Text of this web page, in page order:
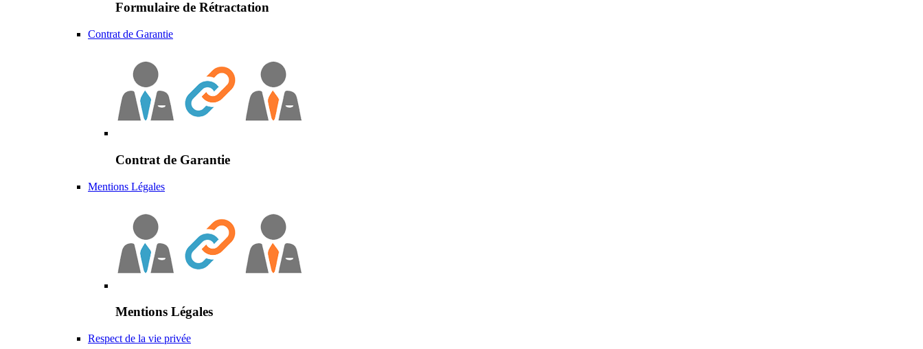
Formulaire de Rétractation
Contrat de Garantie
Contrat de Garantie
Mentions Légales
Mentions Légales
Respect de la vie privée